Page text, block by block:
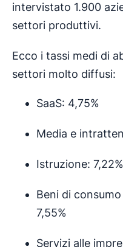
intervistato 1.900
settori produttivi.
Ecco i tassi medi di
settori molto diffusi:
SaaS: 4,75%
Media e
Istruzione: 7,22%
Beni di consumo
7,55%
Servizi alle